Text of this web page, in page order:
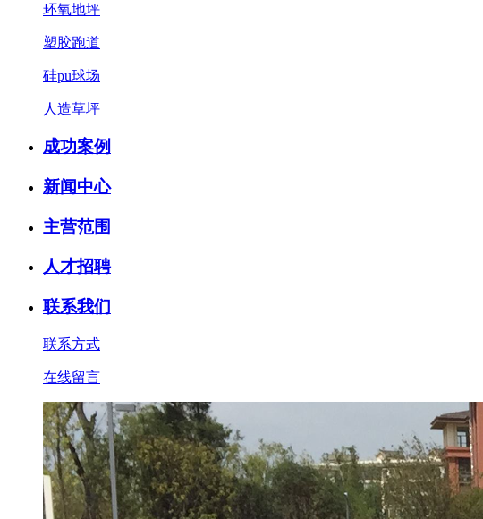
环氧地坪
塑胶跑道
硅pu球场
人造草坪
成功案例
新闻中心
主营范围
人才招聘
联系我们
联系方式
在线留言